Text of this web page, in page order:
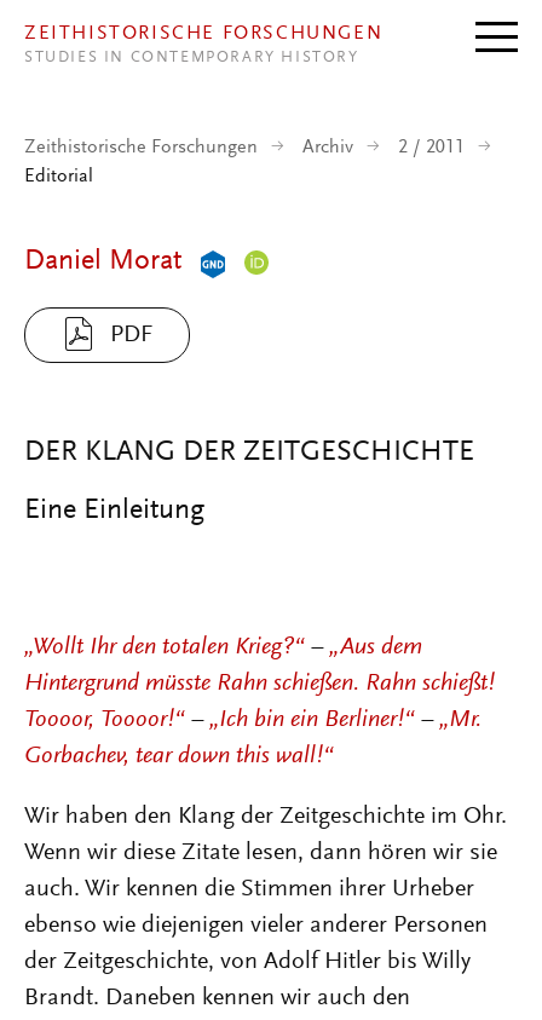
ZEITHISTORISCHE FORSCHUNGEN
STUDIES IN CONTEMPORARY HISTORY
Zeithistorische Forschungen Archiv
2 / 2011
Editorial
Daniel Morat
PDF
DER KLANG DER ZEITGESCHICHTE
Eine Einleitung
„Wollt Ihr den totalen Krieg?“ – „Aus dem
Hintergrund müsste Rahn schießen. Rahn schießt!
Toooor, Toooor!“ – „Ich bin ein Berliner!“ – „Mr.
Gorbachev, tear down this wall!“
Wir haben den Klang der Zeitgeschichte im Ohr.
Wenn wir diese Zitate lesen, dann hören wir sie
auch. Wir kennen die Stimmen ihrer Urheber
ebenso wie diejenigen vieler anderer Personen
der Zeitgeschichte, von Adolf Hitler bis Willy
Brandt. Daneben kennen wir auch den